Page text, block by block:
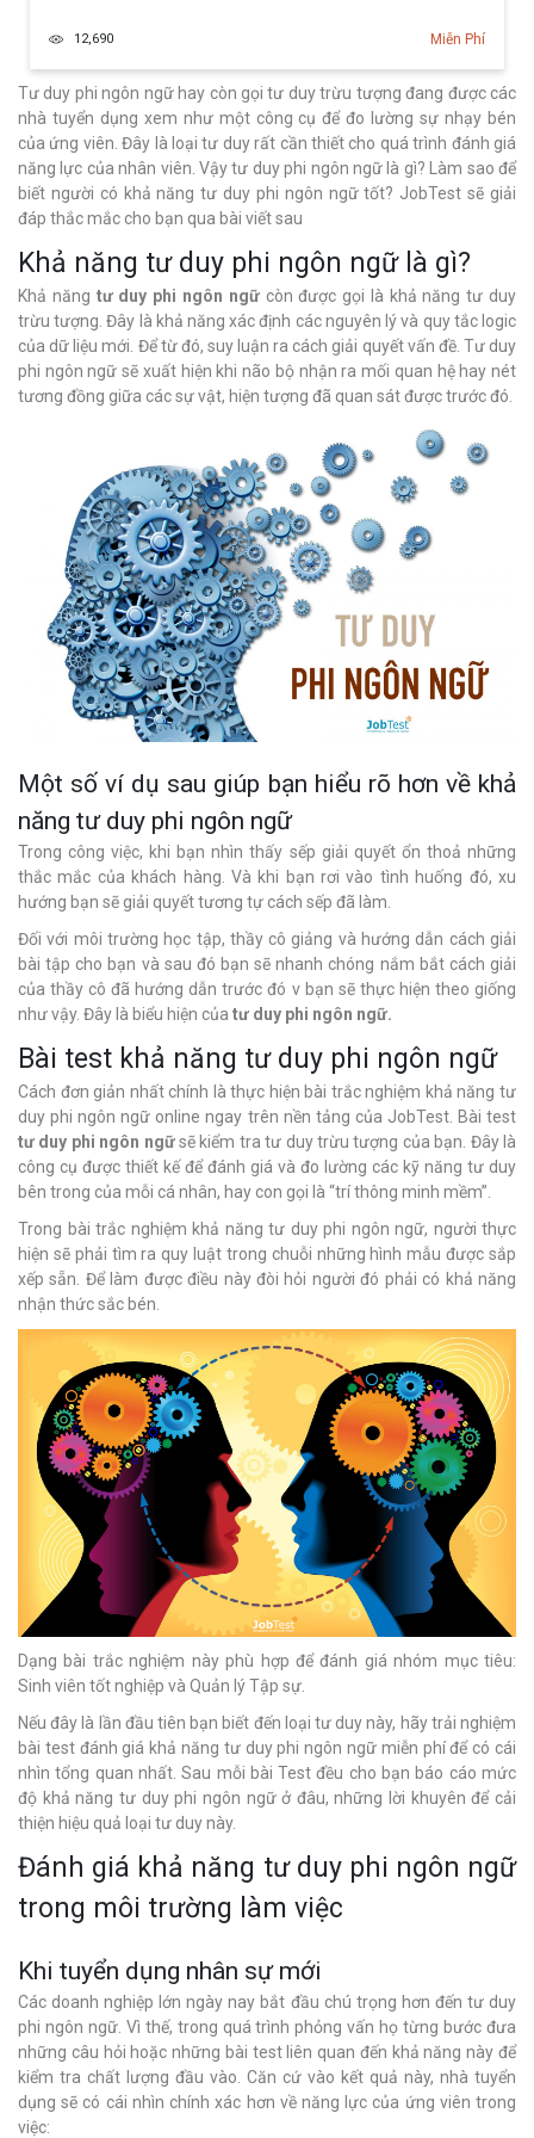
Tư duy chiến lược về các vấn đề và sự phát triển trong lĩnh
Nhanh chóng phân tích các thông tin mới, gắn nó với kế
hoạch tổng thể của sự việc và áp dụng nó để giải quyết các
vấn đề liên quan đến công việc.
12,690 Miễn Phí
Tư duy phi ngôn ngữ hay còn gọi tư duy trừu tượng đang được các
nhà tuyển dụng xem như một công cụ để đo lường sự nhạy bén
của ứng viên. Đây là loại tư duy rất cần thiết cho quá trình đánh giá
năng lực của nhân viên. Vậy tư duy phi ngôn ngữ là gì? Làm sao để
biết người có khả năng tư duy phi ngôn ngữ tốt? JobTest sẽ giải
đáp thắc mắc cho bạn qua bài viết sau
Khả năng tư duy phi ngôn ngữ là gì?
Khả năng tư duy phi ngôn ngữcòn được gọi là khả năng tư duy
trừu tượng. Đây là khả năng xác định các nguyên lý và quy tắc logic
của dữ liệu mới. Để từ đó, suy luận ra cách giải quyết vấn đề. Tư duy
phi ngôn ngữ sẽ xuất hiện khi não bộ nhận ra mối quan hệ hay nét
tương đồng giữa các sự vật, hiện tượng đã quan sát được trước đó.
Một số ví dụ sau giúp bạn hiểu rõ hơn về khả
năng tư duy phi ngôn ngữ
Trong công việc, khi bạn nhìn thấy sếp giải quyết ổn thoả những
thắc mắc của khách hàng. Và khi bạn rơi vào tình huống đó, xu
hướng bạn sẽ giải quyết tương tự cách sếp đã làm.
Đối với môi trường học tập, thầy cô giảng và hướng dẫn cách giải
bài tập cho bạn và sau đó bạn sẽ nhanh chóng nắm bắt cách giải
của thầy cô đã hướng dẫn trước đó v bạn sẽ thực hiện theo giống
như vậy. Đây là biểu hiện của tư duy phi ngôn ngữ.
Bài test khả năng tư duy phi ngôn ngữ
Cách đơn giản nhất chính là thực hiện bài trắc nghiệm khả năng tư
duy phi ngôn ngữ online ngay trên nền tảng của JobTest. Bài test
tư duy phi ngôn ngữsẽ kiểm tra tư duy trừu tượng của bạn. Đây là
công cụ được thiết kế để đánh giá và đo lường các kỹ năng tư duy
bên trong của mỗi cá nhân, hay con gọi là “trí thông minh mềm”.
Trong bài trắc nghiệm khả năng tư duy phi ngôn ngữ, người thực
hiện sẽ phải tìm ra quy luật trong chuỗi những hình mẫu được sắp
xếp sẵn. Để làm được điều này đòi hỏi người đó phải có khả năng
nhận thức sắc bén.
Dạng bài trắc nghiệm này phù hợp để đánh giá nhóm mục tiêu:
Sinh viên tốt nghiệp và Quản lý Tập sự.
Nếu đây là lần đầu tiên bạn biết đến loại tư duy này, hãy trải nghiệm
bài test đánh giá khả năng tư duy phi ngôn ngữ miễn phí để có cái
nhìn tổng quan nhất. Sau mỗi bài Test đều cho bạn báo cáo mức
độ khả năng tư duy phi ngôn ngữ ở đâu, những lời khuyên để cải
thiện hiệu quả loại tư duy này.
Đánh giá khả năng tư duy phi ngôn ngữ
trong môi trường làm việc
Khi tuyển dụng nhân sự mới
Các doanh nghiệp lớn ngày nay bắt đầu chú trọng hơn đến tư duy
phi ngôn ngữ. Vì thế, trong quá trình phỏng vấn họ từng bước đưa
những câu hỏi hoặc những bài test liên quan đến khả năng này để
kiểm tra chất lượng đầu vào. Căn cứ vào kết quả này, nhà tuyển
dụng sẽ có cái nhìn chính xác hơn về năng lực của ứng viên trong
việc: